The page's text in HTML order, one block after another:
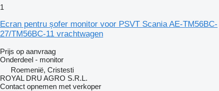
1
Ecran pentru șofer monitor voor PSVT Scania AE-TM56BC-
27/TM56BC-11 vrachtwagen
Prijs op aanvraag
Onderdeel - monitor
Roemenië, Cristesti
ROYAL DRU AGRO S.R.L.
Contact opnemen met verkoper